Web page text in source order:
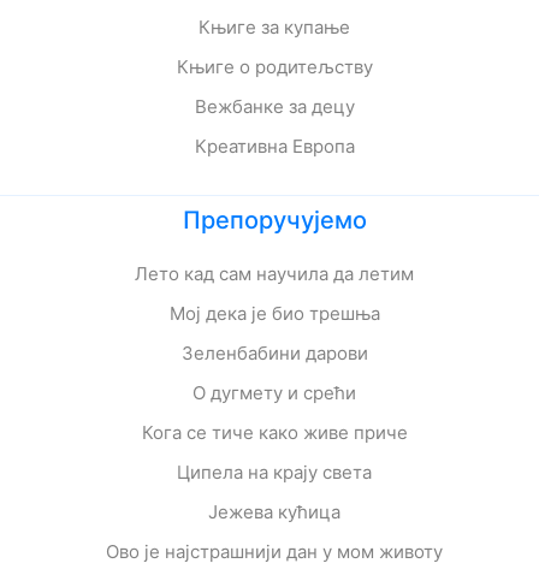
Књиге за купање
Књиге о родитељству
Вежбанке за децу
Креативна Европа
Препоручујемо
Лето кад сам научила да летим
Мој дека је био трешња
Зеленбабини дарови
О дугмету и срећи
Кога се тиче како живе приче
Ципела на крају света
Јежева кућица
Ово је најстрашнији дан у мом животу